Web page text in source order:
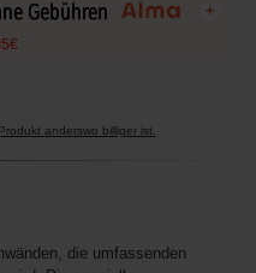
+
€
anderswo billiger ist.
die umfassenden